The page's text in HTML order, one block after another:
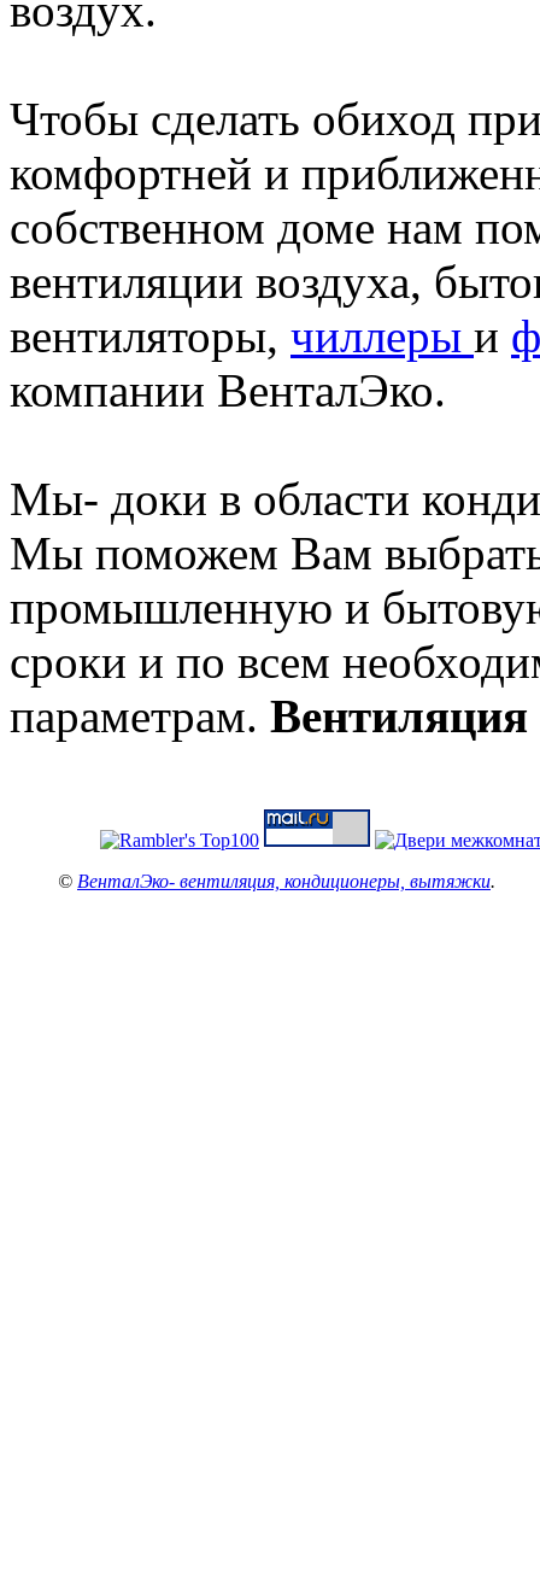
Чтобы сделать обиход
комфортней и
собственном доме нам
вентиляции воздуха,
вентиляторы, чиллеры и
компании ВенталЭко.
Мы- доки в области
Мы поможем Вам выбрать
промышленную и
сроки и по всем
параметрам. Вентиляция
© ВенталЭко- вентиляция, кондиционеры, вытяжки.